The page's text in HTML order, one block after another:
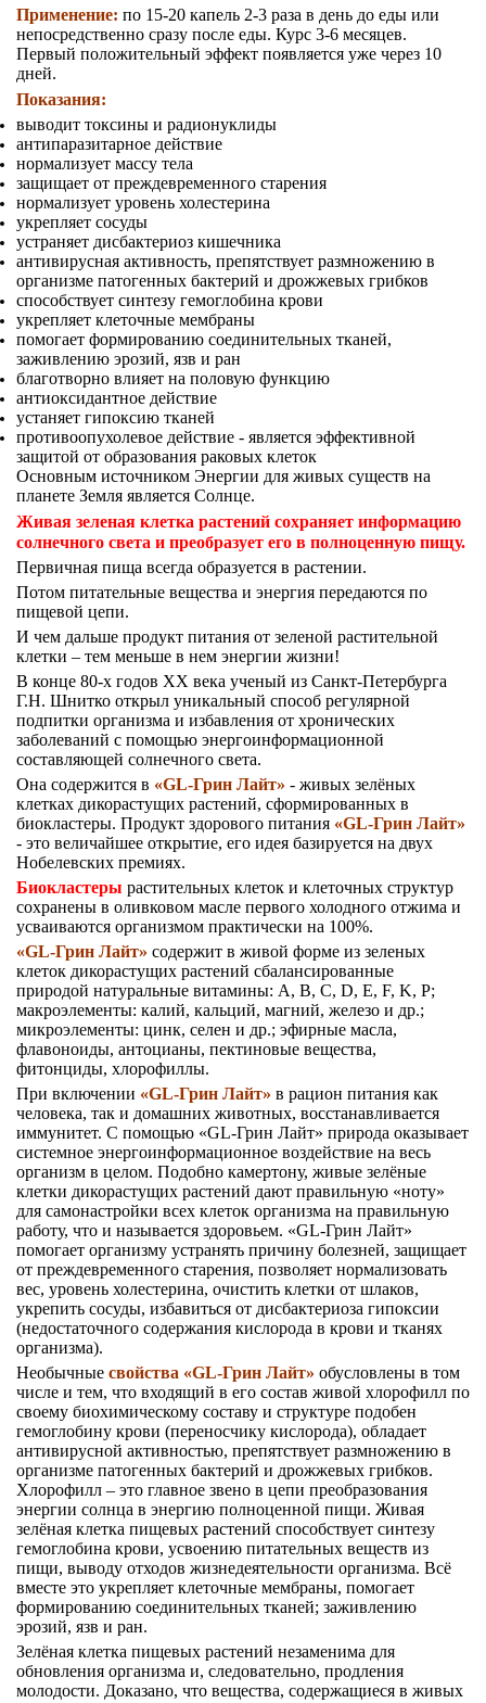
Применение: по 15-20 капель 2-3 раза в день до еды или
непосредственно сразу после еды. Курс 3-6 месяцев.
Первый положительный эффект появляется уже через 10
дней.
Показания:
выводит токсины и радионуклиды
антипаразитарное действие
нормализует массу тела
защищает от преждевременного старения
нормализует уровень холестерина
укрепляет сосуды
устраняет дисбактериоз кишечника
антивирусная активность, препятствует размножению в
организме патогенных бактерий и дрожжевых грибков
способствует синтезу гемоглобина крови
укрепляет клеточные мембраны
помогает формированию соединительных тканей,
заживлению эрозий, язв и ран
благотворно влияет на половую функцию
антиоксидантное действие
устаняет гипоксию тканей
противоопухолевое действие - является эффективной
защитой от образования раковых клеток
Основным источником Энергии для живых существ на
планете Земля является Солнце.
Живая зеленая клетка растений сохраняет информацию
солнечного света и преобразует его в полноценную пищу.
Первичная пища всегда образуется в растении.
Потом питательные вещества и энергия передаются по
пищевой цепи.
И чем дальше продукт питания от зеленой растительной
клетки – тем меньше в нем энергии жизни!
В конце 80-х годов ХХ века ученый из Санкт-Петербурга
Г.Н. Шнитко открыл уникальный способ регулярной
подпитки организма и избавления от хронических
заболеваний с помощью энергоинформационной
составляющей солнечного света.
Она содержится в «GL-Грин Лайт» - живых зелёных
клетках дикорастущих растений, сформированных в
биокластеры. Продукт здорового питания «GL-Грин Лайт»
- это величайшее открытие, его идея базируется на двух
Нобелевских премиях.
Биокластеры растительных клеток и клеточных структур
сохранены в оливковом масле первого холодного отжима и
усваиваются организмом практически на 100%.
«GL-Грин Лайт» содержит в живой форме из зеленых
клеток дикорастущих растений сбалансированные
природой натуральные витамины: A, B, C, D, E, F, K, P;
макроэлементы: калий, кальций, магний, железо и др.;
микроэлементы: цинк, селен и др.; эфирные масла,
флавоноиды, антоцианы, пектиновые вещества,
фитонциды, хлорофиллы.
При включении «GL-Грин Лайт» в рацион питания как
человека, так и домашних животных, восстанавливается
иммунитет. С помощью «GL-Грин Лайт» природа оказывает
системное энергоинформационное воздействие на весь
организм в целом. Подобно камертону, живые зелёные
клетки дикорастущих растений дают правильную «ноту»
для самонастройки всех клеток организма на правильную
работу, что и называется здоровьем. «GL-Грин Лайт»
помогает организму устранять причину болезней, защищает
от преждевременного старения, позволяет нормализовать
вес, уровень холестерина, очистить клетки от шлаков,
укрепить сосуды, избавиться от дисбактериоза гипоксии
(недостаточного содержания кислорода в крови и тканях
организма).
Необычные свойства «GL-Грин Лайт» обусловлены в том
числе и тем, что входящий в его состав живой хлорофилл по
своему биохимическому составу и структуре подобен
гемоглобину крови (переносчику кислорода), обладает
антивирусной активностью, препятствует размножению в
организме патогенных бактерий и дрожжевых грибков.
Хлорофилл – это главное звено в цепи преобразования
энергии солнца в энергию полноценной пищи. Живая
зелёная клетка пищевых растений способствует синтезу
гемоглобина крови, усвоению питательных веществ из
пищи, выводу отходов жизнедеятельности организма. Всё
вместе это укрепляет клеточные мембраны, помогает
формированию соединительных тканей; заживлению
эрозий, язв и ран.
Зелёная клетка пищевых растений незаменима для
обновления организма и, следовательно, продления
молодости. Доказано, что вещества, содержащиеся в живых